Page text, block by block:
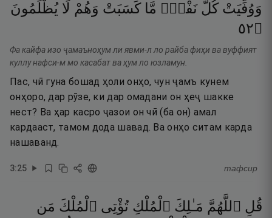
وَوُفِّيَتْ كُلُّ نَفْسٍۢ مَّا كَسَبَتْ وَهُمْ لَا يُظْلَمُونَ
۝٢٥
Фа кайфа изо ҷамаъноҳум ли явми-л ло райба фиҳи ва вуффият
куллу нафси-м мо касабат ва ҳум ло юзламун.
Пас, чӣ гуна бошад ҳоли онҳо, чун ҷамъ кунем
онҳоро, дар рӯзе, ки дар омадани он ҳеҷ шакке
нест? Ва ҳар касро ҷазои он чӣ (ба он) амал
кардааст, тамом дода шавад. Ва онҳо ситам карда
нашаванд.
3:25 тафсир
قُلِ ٱللَّهُمَّ مَـٰلِكَ ٱلْمُلْكِ تُؤْتِى ٱلْمُلْكَ مَن